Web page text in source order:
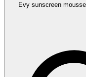
Evy sunscreen